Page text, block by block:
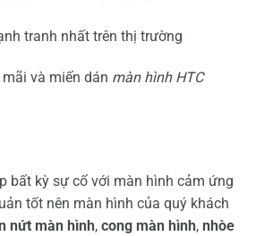
tranh nhất trên thị trường
và miến dán màn hình HTC
bất kỳ sự cố với màn hình cảm ứng
tốt nên màn hình của quý khách
nứt màn hình, cong màn hình, nhòe